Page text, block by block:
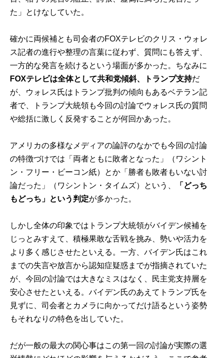
た」とけなしていた。
確かに両候補とも司会者のFOXテレビのクリス・ウォレ
ス記者の進行や整理の言葉に従わず、質問にも答えず、
一方的な発言を続けるという場面が多かった。ちなみに
FOXテレビは全体として共和党傾斜、トランプ支持だ
が、ウォレス氏はトランプ批判の傾向もあるベテラン記
者で、トランプ大統領も今回の討論でウォレス氏の質問
や総括に激しく反発することが何回かあった。
アメリカの多様なメディアの論評のなかでも今回の討論
の特徴づけでは「両者ともに敗者となった」（ワシント
ン・フリー・ビーコン紙）とか「勝者も敗者もいない討
論だった」（ワシントン・タイムズ）という、
「どっち
もどっち」という判定が多かった。
しかし全体の印象ではトランプ大統領がバイデン候補を
じっとみすえて、積極果敢な舌戦を挑み、勢いや活力を
より多く感じさせたといえる。一方、バイデン氏はこれ
までの失言や放言から認知症疑惑までが指摘されていた
が、今回の討論では大きなミスはなく、民主党支持層を
安心させたといえる。バイデン氏のあえてトランプ氏を
見ずに、司会者とカメラに向かってだけ語るという姿勢
もそれなりの特色を出していた。
だが一般の最大の関心事はこの第一回の討論が実際の選